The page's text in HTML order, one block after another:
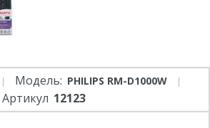
Модель: PHILIPS RM-D1000W
Артикул 12123